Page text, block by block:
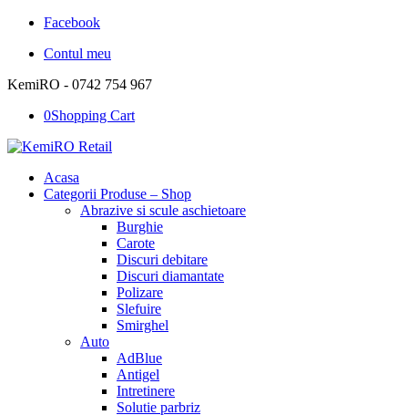
Facebook
Contul meu
KemiRO - 0742 754 967
0Shopping Cart
Acasa
Categorii Produse – Shop
Abrazive si scule aschietoare
Burghie
Carote
Discuri debitare
Discuri diamantate
Polizare
Slefuire
Smirghel
Auto
AdBlue
Antigel
Intretinere
Solutie parbriz